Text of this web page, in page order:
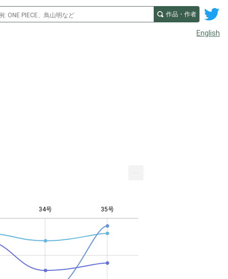
作品・作者
English
34号 35号